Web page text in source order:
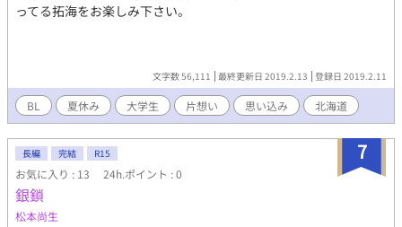
ってる拓海をお楽しみ下さい。
文字数 56,111 最終更新日 2019.2.13 登録日 2019.2.11
BL 夏休み 大学生 片想い 思い込み 北海道
7
長編 完結 R15
お気に入り : 13 24h.ポイント : 0
銀鎖
松本尚生